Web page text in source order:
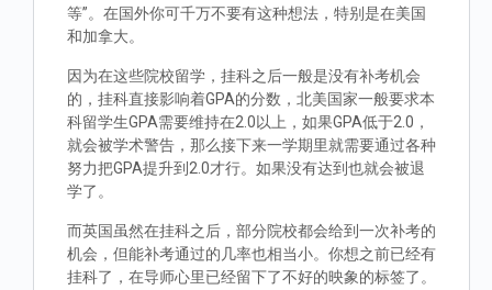
等”。在国外你可千万不要有这种想法，特别是在美国
和加拿大。
因为在这些院校留学，挂科之后一般是没有补考机会
的，挂科直接影响着GPA的分数，北美国家一般要求本
科留学生GPA需要维持在2.0以上，如果GPA低于2.0，
就会被学术警告，那么接下来一学期里就需要通过各种
努力把GPA提升到2.0才行。如果没有达到也就会被退
学了。
而英国虽然在挂科之后，部分院校都会给到一次补考的
机会，但能补考通过的几率也相当小。你想之前已经有
挂科了，在导师心里已经留下了不好的映象的标签了。